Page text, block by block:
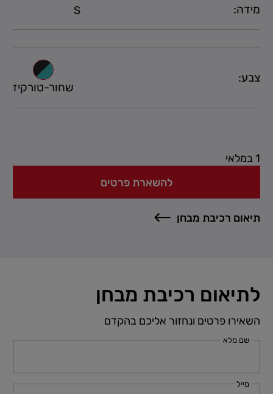
מידה:
צבע:
שחור-טורקיז
1 במלאי
להשארת פרטים
תיאום רכיבת מבחן
לתיאום רכיבת מבחן
השאירו פרטים ונחזור אליכם בהקדם
שם מלא
מייל